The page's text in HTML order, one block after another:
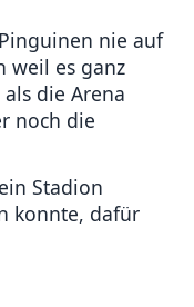
nie auf
weil es ganz
die Arena
noch die
Stadion
konnte, dafür